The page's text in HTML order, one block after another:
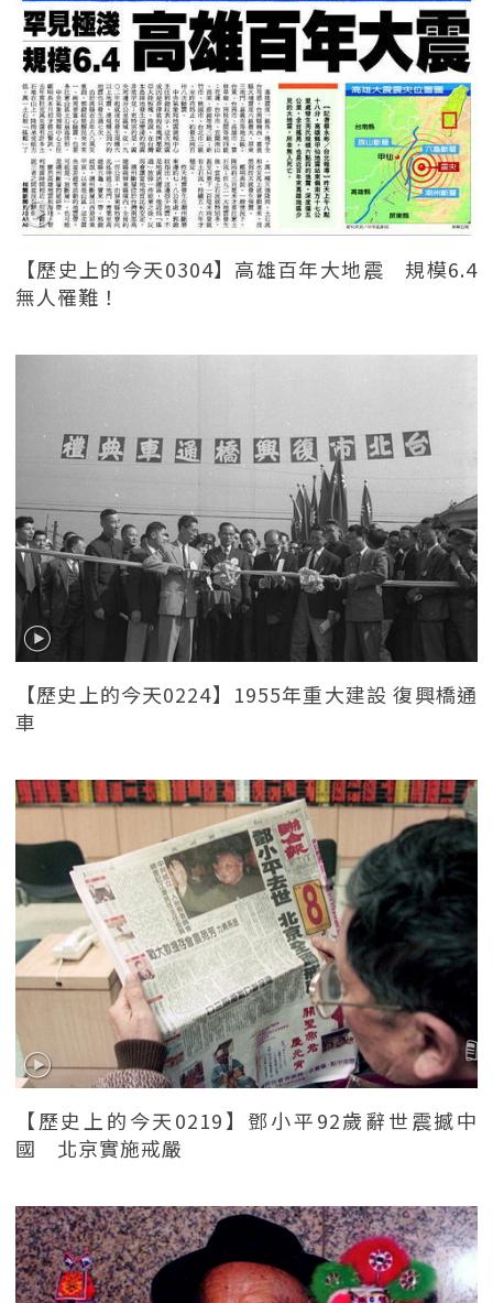
【歷史上的今天0304】高雄百年大地震 規模6.4
無人罹難！
【歷史上的今天0224】1955年重大建設 復興橋通
車
【歷史上的今天0219】鄧小平92歲辭世震撼中
國 北京實施戒嚴